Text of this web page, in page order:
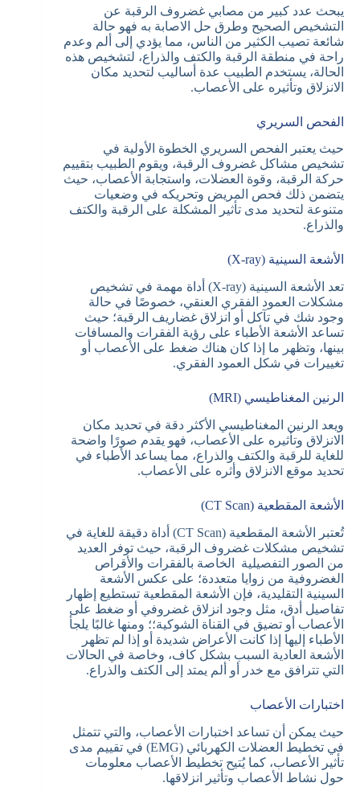
يبحث عدد كبير من مصابي غضروف الرقبة عن
التشخيص الصحيح وطرق حل الاصابة به فهو حالة
شائعة تصيب الكثير من الناس، مما يؤدي إلى ألم وعدم
راحة في منطقة الرقبة والكتف والذراع، لتشخيص هذه
الحالة، يستخدم الطبيب عدة أساليب لتحديد مكان
الانزلاق وتأثيره على الأعصاب.
الفحص السريري
حيث يعتبر الفحص السريري الخطوة الأولية في
تشخيص مشاكل غضروف الرقبة، ويقوم الطبيب بتقييم
حركة الرقبة، وقوة العضلات، واستجابة الأعصاب، حيث
يتضمن ذلك فحص المريض وتحريكه في وضعيات
متنوعة لتحديد مدى تأثير المشكلة على الرقبة والكتف
والذراع.
الأشعة السينية (X-ray)
تعد الأشعة السينية (X-ray) أداة مهمة في تشخيص
مشكلات العمود الفقري العنقي، خصوصًا في حالة
وجود شك في تآكل أو انزلاق غضاريف الرقبة؛ حيث
تساعد الأشعة الأطباء على رؤية الفقرات والمسافات
بينها، وتظهر ما إذا كان هناك ضغط على الأعصاب أو
تغييرات في شكل العمود الفقري.
الرنين المغناطيسي (MRI)
ويعد الرنين المغناطيسي الأكثر دقة في تحديد مكان
الانزلاق وتأثيره على الأعصاب، فهو يقدم صورًا واضحة
للغاية للرقبة والكتف والذراع، مما يساعد الأطباء في
تحديد موقع الانزلاق وأثره على الأعصاب.
الأشعة المقطعية (CT Scan)
تُعتبر الأشعة المقطعية (CT Scan) أداة دقيقة للغاية في
تشخيص مشكلات غضروف الرقبة، حيث توفر العديد
من الصور التفصيلية الخاصة بالفقرات والأقراص
الغضروفية من زوايا متعددة؛ على عكس الأشعة
السينية التقليدية، فإن الأشعة المقطعية تستطيع إظهار
تفاصيل أدق، مثل وجود انزلاق غضروفي أو ضغط على
الأعصاب أو تضيق في القناة الشوكية؛؛ ومنها غالبًا يلجأ
الأطباء إليها إذا كانت الأعراض شديدة أو إذا لم تظهر
الأشعة العادية السبب بشكل كاف، وخاصة في الحالات
التي تترافق مع خدر أو ألم يمتد إلى الكتف والذراع.
اختبارات الأعصاب
حيث يمكن أن تساعد اختبارات الأعصاب، والتي تتمثل
في تخطيط العضلات الكهربائي (EMG) في تقييم مدى
تأثير الأعصاب، كما يُتيح تخطيط الأعصاب معلومات
حول نشاط الأعصاب وتأثير انزلاقها.